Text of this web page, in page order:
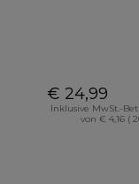
€ 24,99
Inklusive MwSt.-
von € 4,16 (